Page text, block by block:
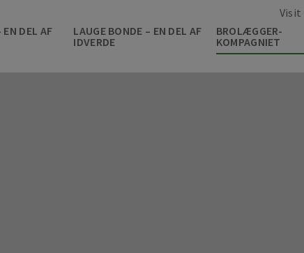
EN DEL AF
LAUGE BONDE – EN DEL AF
IDVERDE
BROLÆGGER-
KOMPAGNIET
Visit